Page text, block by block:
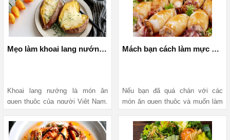
dầu nhanh chóng lại chuẩn vị nhà
hàng. Hãy đọc bài viết dưới đây
để được hướng dẫn chi tiết cách
làm.
kiệm thời gian vừa không tốn
nhiều công sức. Bài viết dưới
đây của MediaMart sẽ hướng
dẫn bạn cách làm.
Mẹo làm khoai lang nướng phô mai ngọt bùi, thơm ngon bằng nồi chiên không dầu
Khoai lang nướng là món ăn
quen thuộc của người Việt Nam.
lang nướng khiến bạn sẽ nhớ
mãi không quên. Vậy bạn đã biết
Mách bạn cách làm mực ống nhồi thịt lạ miệng bằng nồi chiên không dầu
Nếu bạn đã quá chán với các
món ăn quen thuộc và muốn làm
mực ống nhồi thịt chính là sự lựa
chọn hoàn hảo cho bạn. Cách